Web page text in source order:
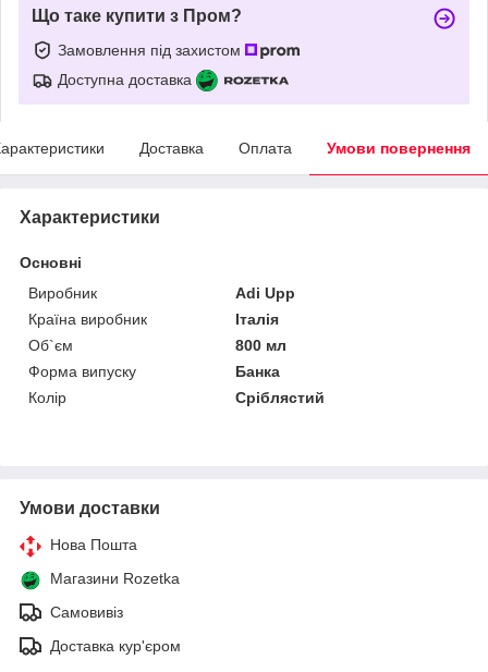
Що таке купити з Пром?
Замовлення під захистом
Доступна доставка
Доставка Оплата Умови повернення
Характеристики
Основні
Виробник
Adi Upp
Країна виробник
Італія
Об`єм
800 мл
Форма випуску
Банка
Колір
Сріблястий
Умови доставки
Нова Пошта
Магазини Rozetka
Самовивіз
Доставка кур'єром